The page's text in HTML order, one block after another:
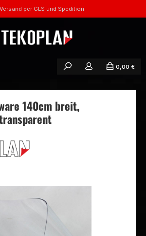
Versand per GLS und Spedition
0,00 €
140cm breit,